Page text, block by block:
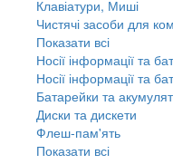
Клавіатури, Миші
Чистячі засоби для
Показати всі
Носії інформації та
Носії інформації та
Батарейки та
Диски та дискети
Флеш-пам'ять
Показати всі